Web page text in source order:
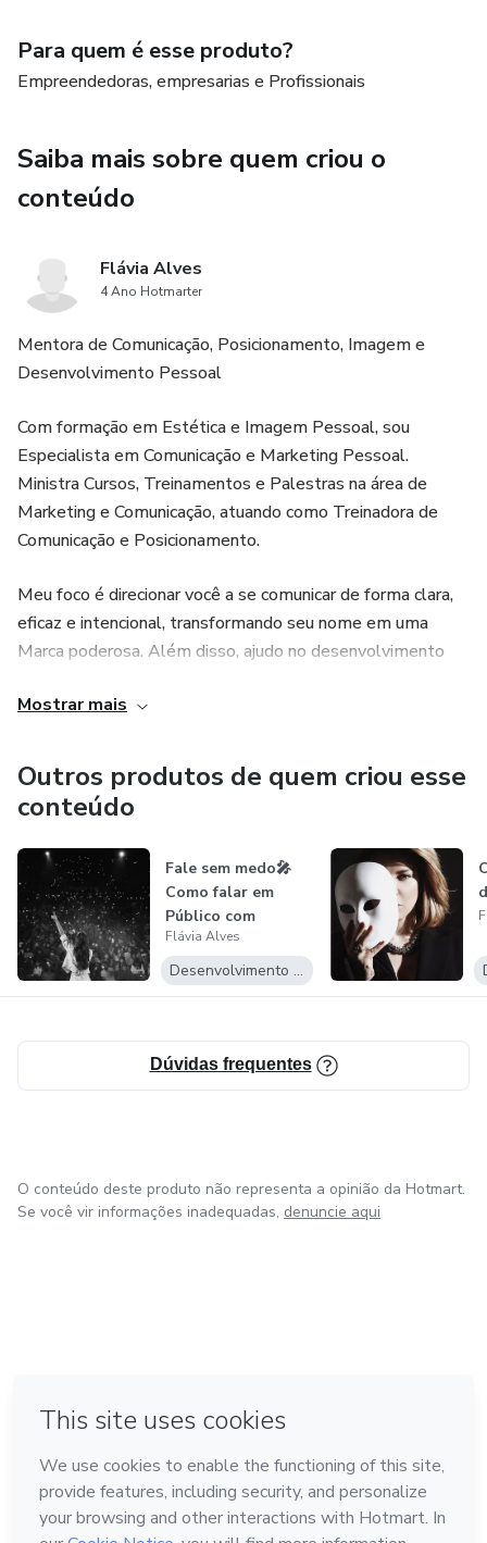
Para quem é esse produto?
Empreendedoras, empresarias e Profissionais
Saiba mais sobre quem criou o
conteúdo
Flávia Alves
4 Ano Hotmarter
Mentora de Comunicação, Posicionamento, Imagem e
Desenvolvimento Pessoal
Com formação em Estética e Imagem Pessoal, sou
Especialista em Comunicação e Marketing Pessoal.
Ministra Cursos, Treinamentos e Palestras na área de
Marketing e Comunicação, atuando como Treinadora de
Comunicação e Posicionamento.
Meu foco é direcionar você a se comunicar de forma clara,
eficaz e intencional, transformando seu nome em uma
Marca poderosa. Além disso, ajudo no desenvolvimento
essenciais para se destacar em qualquer área.
Mostrar mais
Outros produtos de quem criou esse
conteúdo
Fale sem medo🎤
Como falar em
Público com
segurança e
Impacto...
Flávia Alves
Desenvolvimento Pessoal
Dúvidas frequentes
O conteúdo deste produto não representa a opinião da Hotmart.
Se você vir informações inadequadas, denuncie aqui
Feito com ❤ na Cidade do México